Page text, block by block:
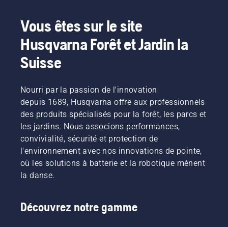
Vous êtes sur le site
Husqvarna Forêt et Jardin la
Suisse
Nourri par la passion de l'innovation
depuis 1689, Husqvarna offre aux professionnels
des produits spécialisés pour la forêt, les parcs et
les jardins. Nous associons performances,
convivialité, sécurité et protection de
l'environnement avec nos innovations de pointe,
où les solutions à batterie et la robotique mènent
la danse.
Découvrez notre gamme